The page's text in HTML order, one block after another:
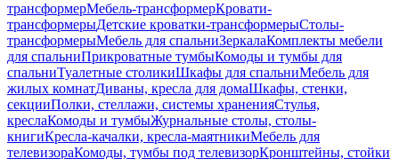
трансформерМебель-трансформерКровати-
трансформерыДетские кроватки-трансформерыСтолы-
трансформерыМебель для спальниЗеркалаКомплекты мебели
для спальниПрикроватные тумбыКомоды и тумбы для
спальниТуалетные столикиШкафы для спальниМебель для
жилых комнатДиваны, кресла для домаШкафы, стенки,
секцииПолки, стеллажи, системы храненияСтулья,
креслаКомоды и тумбыЖурнальные столы, столы-
книгиКресла-качалки, кресла-маятникиМебель для
телевизораКомоды, тумбы под телевизорКронштейны, стойки